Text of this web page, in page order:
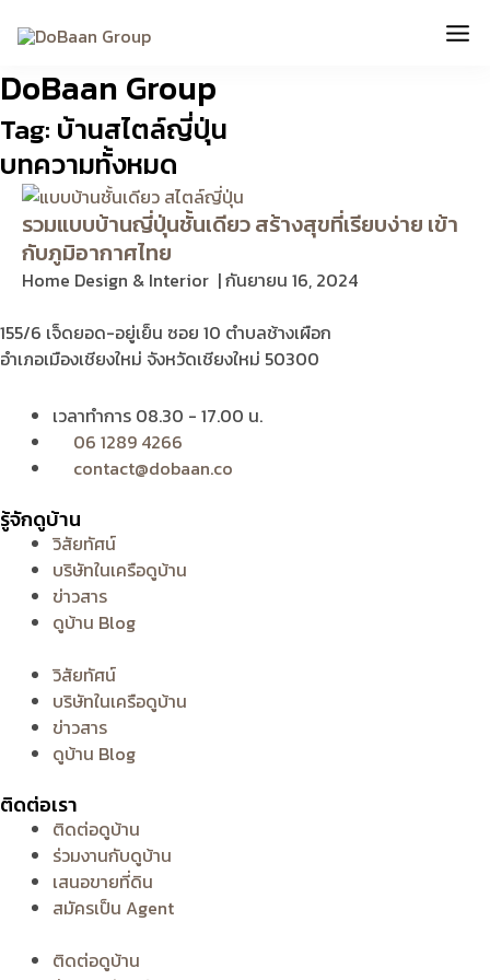
DoBaan Group
Tag: บ้านสไตล์ญี่ปุ่น
บทความทั้งหมด
รวมแบบบ้านญี่ปุ่นชั้นเดียว สร้างสุขที่เรียบง่าย เข้า
กับภูมิอากาศไทย
Home Design & Interior
กันยายน 16, 2024
155/6 เจ็ดยอด-อยู่เย็น ซอย 10 ตำบลช้างเผือก
อำเภอเมืองเชียงใหม่ จังหวัดเชียงใหม่ 50300
เวลาทำการ 08.30 - 17.00 น.
06 1289 4266
contact@dobaan.co
รู้จักดูบ้าน
วิสัยทัศน์
บริษัทในเครือดูบ้าน
ข่าวสาร
ดูบ้าน Blog
วิสัยทัศน์
บริษัทในเครือดูบ้าน
ข่าวสาร
ดูบ้าน Blog
ติดต่อเรา
ติดต่อดูบ้าน
ร่วมงานกับดูบ้าน
เสนอขายที่ดิน
สมัครเป็น Agent
ติดต่อดูบ้าน